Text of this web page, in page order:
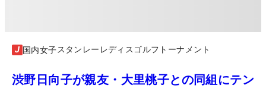
国内女子スタンレーレディスゴルフトーナメント
渋野日向子が親友・大里桃子との同組にテン